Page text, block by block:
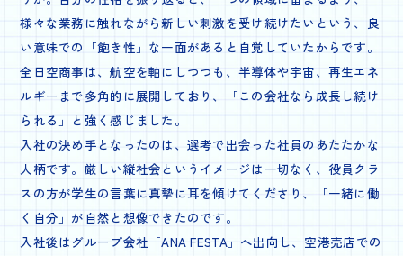
様々な業務に触れながら新しい刺激を受け続けたいという、良
い意味での「飽き性」な一面があると自覚していたからです。
全日空商事は、航空を軸にしつつも、半導体や宇宙、再生エネ
ルギーまで多角的に展開しており、「この会社なら成長し続け
られる」と強く感じました。
入社の決め手となったのは、選考で出会った社員のあたたかな
人柄です。厳しい縦社会というイメージは一切なく、役員クラ
スの方が学生の言葉に真摯に耳を傾けてくださり、「一緒に働
く自分」が自然と想像できたのです。
入社後はグループ会社「ANA FESTA」へ出向し、空港売店での